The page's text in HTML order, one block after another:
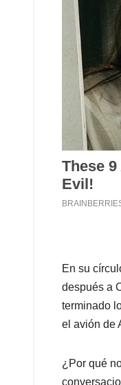
En su
después a
terminado
el avión de
¿Por qué